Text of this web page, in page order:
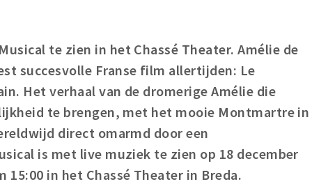
te zien in het Chassé Theater. Amélie de
succesvolle Franse film allertijden: Le
Het verhaal van de dromerige Amélie die
te brengen, met het mooie Montmartre in
direct omarmd door een
is met live muziek te zien op 18 december
15:00 in het Chassé Theater in Breda.